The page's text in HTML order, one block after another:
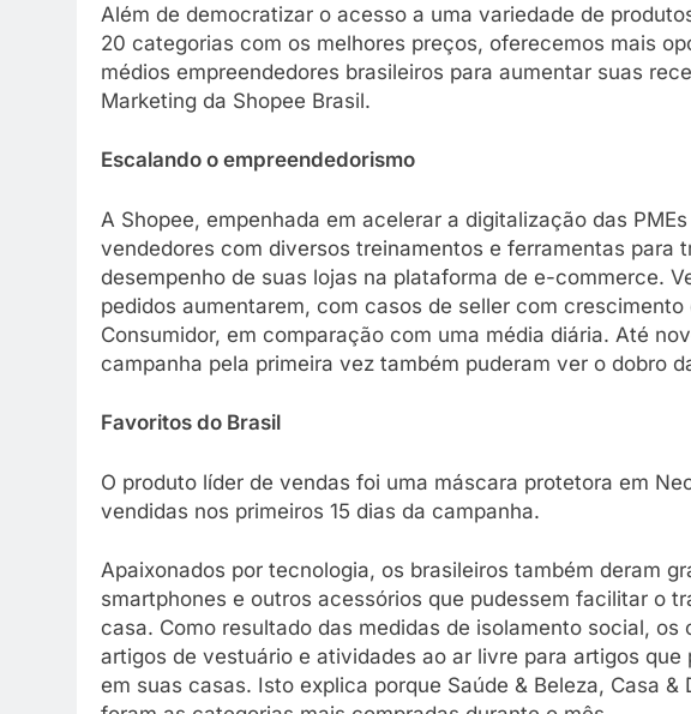
Além de democratizar o acesso a uma variedade de
20 categorias com os melhores preços, oferecemos mais
médios empreendedores brasileiros para aumentar suas
Marketing da Shopee Brasil.
Escalando o empreendedorismo
A Shopee, empenhada em acelerar a digitalização das
vendedores com diversos treinamentos e ferramentas para
desempenho de suas lojas na plataforma de e-commerce.
pedidos aumentarem, com casos de seller com
Consumidor, em comparação com uma média diária. Até
campanha pela primeira vez também puderam ver o dobro
Favoritos do Brasil
O produto líder de vendas foi uma máscara protetora em
vendidas nos primeiros 15 dias da campanha.
Apaixonados por tecnologia, os brasileiros também deram
smartphones e outros acessórios que pudessem facilitar o
casa. Como resultado das medidas de isolamento social,
artigos de vestuário e atividades ao ar livre para artigos que
em suas casas. Isto explica porque Saúde & Beleza, Casa